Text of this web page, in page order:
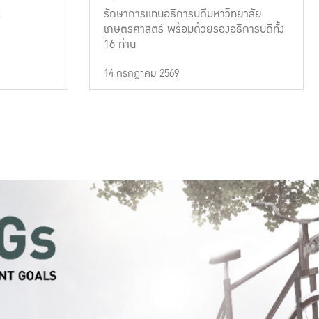
เที่ยงธรรม
รักษาการแทนอธิการบดีมหาวิทยาลัย
เกษตรศาสตร์ พร้อมด้วยรองอธิการบดีทั้ง
16 ท่าน
14 กรกฎาคม 2569